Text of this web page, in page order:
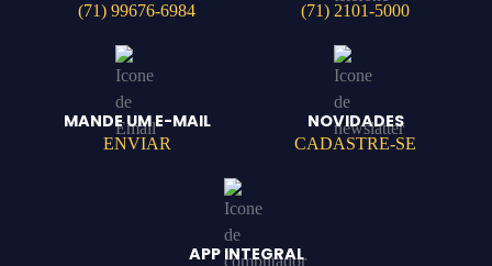
(71) 99676-6984 (71) 2101-5000
MANDE UM E-MAIL
ENVIAR
NOVIDADES
CADASTRE-SE
APP INTEGRAL